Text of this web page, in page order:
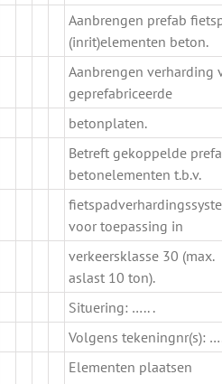
Aanbrengen prefab
(inrit)elementen beton.
Aanbrengen verharding
geprefabriceerde
betonplaten.
Betreft gekoppelde
betonelementen t.b.v.
voor toepassing in
verkeersklasse 30 (max.
aslast 10 ton).
Situering: ….. .
Volgens tekeningnr(s):
Elementen plaatsen